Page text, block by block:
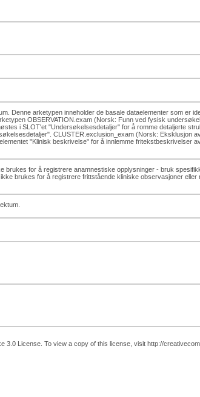
Denne arketypen inneholder de basale dataelementer som er
OBSERVATION.exam (Norsk: Funn ved fysisk
i SLOT'et "Undersøkelsesdetaljer" for å romme detaljerte
CLUSTER.exclusion_exam (Norsk:
"Klinisk beskrivelse" for å innlemme fritekstbeskrivelser
for å registrere anamnestiske opplysninger - bruk
brukes for å registrere frittstående kliniske observasjoner
3.0 License. To view a copy of this license, visit http://